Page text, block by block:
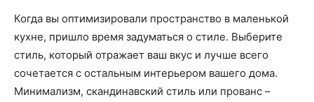
Когда вы оптимизировали пространство в маленькой
кухне, пришло время задуматься о стиле. Выберите
стиль, который отражает ваш вкус и лучше всего
сочетается с остальным интерьером вашего дома.
Минимализм, скандинавский стиль или прованс –